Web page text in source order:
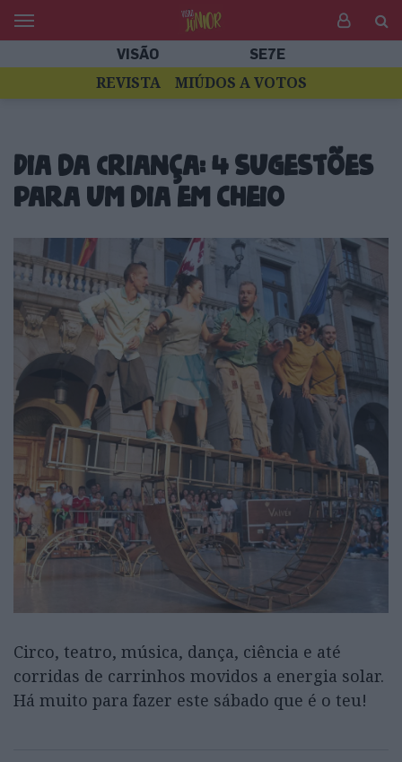
VISÃO SE7E
REVISTA MIÚDOS A VOTOS
Dia da Criança: 4 sugestões
para um dia em cheio
Circo, teatro, música, dança, ciência e até
corridas de carrinhos movidos a energia solar.
Há muito para fazer este sábado que é o teu!